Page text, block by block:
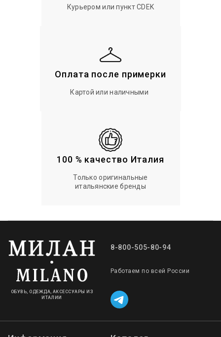
Курьером или пункт CDEK
Оплата после примерки
Картой или наличными
100 % качество Италия
Только оригинальные
итальянские бренды
ОБУВЬ, ОДЕЖДА, АКСЕССУАРЫ ИЗ
ИТАЛИИ
8-800-505-80-94
Работаем по всей России